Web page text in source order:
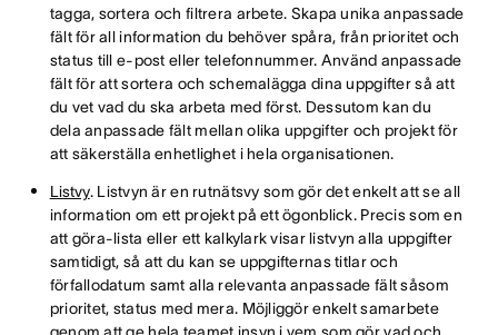
tagga, sortera och filtrera arbete. Skapa unika anpassade
fält för all information du behöver spåra, från prioritet och
status till e-post eller telefonnummer. Använd anpassade
fält för att sortera och schemalägga dina uppgifter så att
du vet vad du ska arbeta med först. Dessutom kan du
dela anpassade fält mellan olika uppgifter och projekt för
att säkerställa enhetlighet i hela organisationen.
Listvy. Listvyn är en rutnätsvy som gör det enkelt att se all
information om ett projekt på ett ögonblick. Precis som en
att göra-lista eller ett kalkylark visar listvyn alla uppgifter
samtidigt, så att du kan se uppgifternas titlar och
förfallodatum samt alla relevanta anpassade fält såsom
prioritet, status med mera. Möjliggör enkelt samarbete